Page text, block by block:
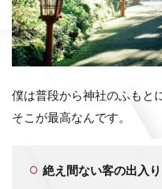
僕は普段から神社のふもと
そこが最高なんです。
絶え間ない客の出入り